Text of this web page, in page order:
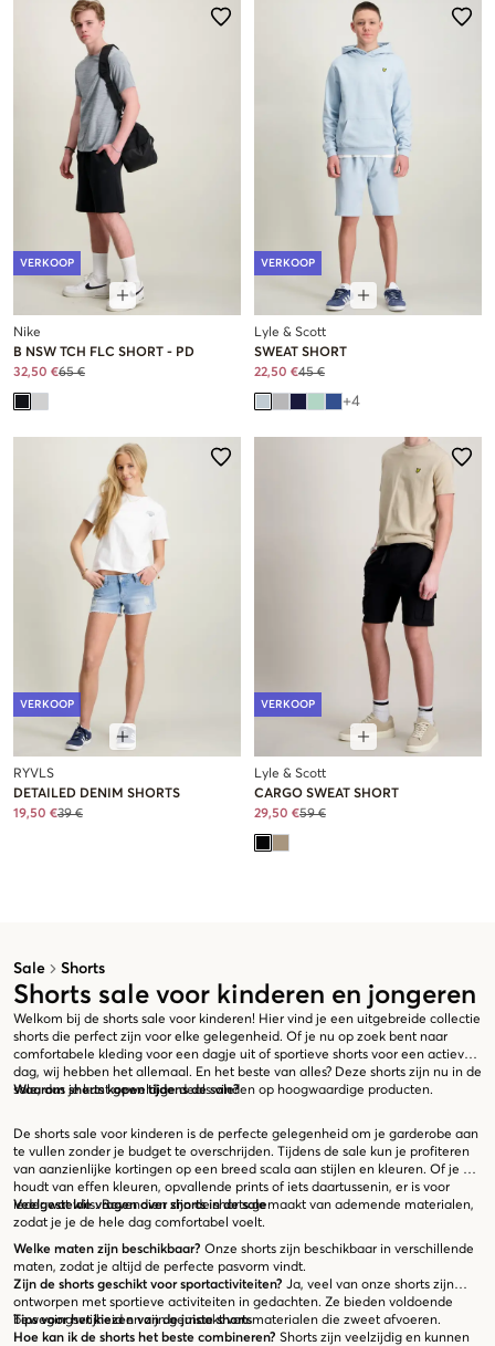
Sale Shorts
Shorts sale voor kinderen en jongeren
Welkom bij de shorts sale voor kinderen! Hier vind je een uitgebreide collectie
shorts die perfect zijn voor elke gelegenheid. Of je nu op zoek bent naar
comfortabele kleding voor een dagje uit of sportieve shorts voor een actieve
dag, wij hebben het allemaal. En het beste van alles? Deze shorts zijn nu in de
sale, dus je kunt geweldige deals vinden op hoogwaardige producten.
Waarom shorts kopen tijdens de sale?
De shorts sale voor kinderen is de perfecte gelegenheid om je garderobe aan
te vullen zonder je budget te overschrijden. Tijdens de sale kun je profiteren
van aanzienlijke kortingen op een breed scala aan stijlen en kleuren. Of je nu
houdt van effen kleuren, opvallende prints of iets daartussenin, er is voor
ieder wat wils. Bovendien zijn de shorts gemaakt van ademende materialen,
zodat je je de hele dag comfortabel voelt.
Veelgestelde vragen over shorts in de sale
Welke maten zijn beschikbaar? Onze shorts zijn beschikbaar in verschillende
maten, zodat je altijd de perfecte pasvorm vindt.
Zijn de shorts geschikt voor sportactiviteiten? Ja, veel van onze shorts zijn
ontworpen met sportieve activiteiten in gedachten. Ze bieden voldoende
bewegingsvrijheid en zijn gemaakt van materialen die zweet afvoeren.
Hoe kan ik de shorts het beste combineren? Shorts zijn veelzijdig en kunnen
Tips voor het kiezen van de juiste shorts
VERKOOP
Nike
B NSW TCH FLC SHORT - PD
32,50 €65 €
VERKOOP
Lyle & Scott
SWEAT SHORT
22,50 €45 €
+4
VERKOOP
RYVLS
DETAILED DENIM SHORTS
19,50 €39 €
VERKOOP
Lyle & Scott
CARGO SWEAT SHORT
29,50 €59 €